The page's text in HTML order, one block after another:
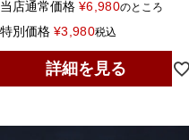
当店通常価格 ¥6,980のところ
特別価格 ¥3,980税込
詳細を見る